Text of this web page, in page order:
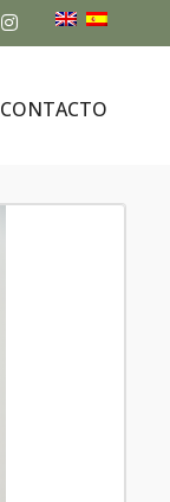
CONTACTO